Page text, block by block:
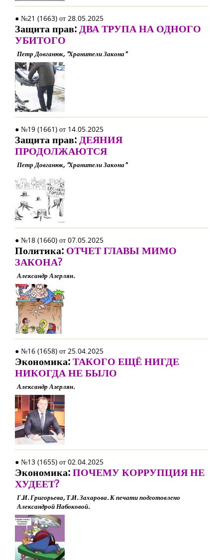
● №21 (1663) от 28.05.2025
Защита прав:ДВА ТРУПА НА ОДНОГО
УБИТОГО
Петр Довганюк, "Хранители Закона"
● №19 (1661) от 14.05.2025
Защита прав:ДЕЯНИЯ
ПРОДОЛЖАЮТСЯ
Петр Довганюк, "Хранители Закона"
● №18 (1660) от 07.05.2025
Политика: ОТЧЕТ ГЛАВЫ МИМО
ЗАКОНА?
Александр Азерлян.
● №16 (1658) от 25.04.2025
Экономика:ТАКОГО ЕЩЁ НИГДЕ
НИКОГДА НЕ БЫЛО
Александр Азерлян.
● №13 (1655) от 02.04.2025
Экономика:ПОЧЕМУ КОРРУПЦИЯ НЕ
ХУДЕЕТ?
Г.И. Григорьева, Т.И. Захарова. К печати подготовлено
Александрой Набоковой.